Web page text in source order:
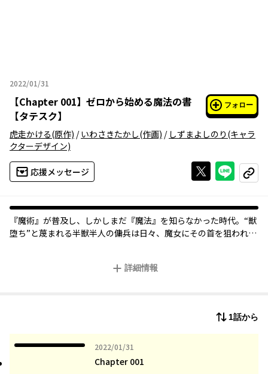
2022/01/31
2022年01月31日
【Chapter 001】 ゼロから始める魔法の書
【タテスク】
フォロー
虎走かける(原作) /いわさきたかし(作画) / しずまよしのり (キャラ
クターデザイン)
応援メッセージ Xで投稿する
ライン
コピー
『魔術』が普及し、しかしまだ『魔法』を知らなかった時代。“獣
堕ち”と蔑まれる半獣半人の傭兵は日々、魔女にその首を狙われて
詳細情報
1話から
2022/01/31
2022年01月31日
Chapter 001